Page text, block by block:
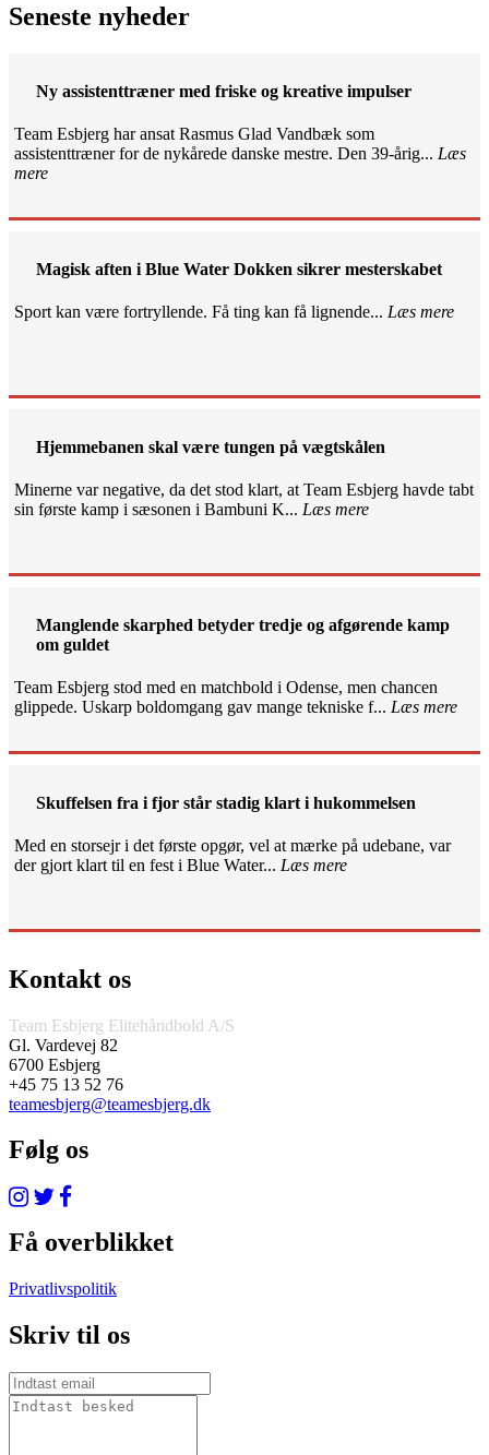
Seneste nyheder
Ny assistenttræner med friske og kreative impulser
Team Esbjerg har ansat Rasmus Glad Vandbæk som
assistenttræner for de nykårede danske mestre. Den 39-årig... Læs
mere
Magisk aften i Blue Water Dokken sikrer mesterskabet
Sport kan være fortryllende. Få ting kan få lignende... Læs mere
Hjemmebanen skal være tungen på vægtskålen
Minerne var negative, da det stod klart, at Team Esbjerg havde tabt
sin første kamp i sæsonen i Bambuni K... Læs mere
Manglende skarphed betyder tredje og afgørende kamp
om guldet
Team Esbjerg stod med en matchbold i Odense, men chancen
glippede. Uskarp boldomgang gav mange tekniske f... Læs mere
Skuffelsen fra i fjor står stadig klart i hukommelsen
Med en storsejr i det første opgør, vel at mærke på udebane, var
der gjort klart til en fest i Blue Water... Læs mere
Kontakt os
Team Esbjerg Elitehåndbold A/S
Gl. Vardevej 82
6700 Esbjerg
+45 75 13 52 76
teamesbjerg@teamesbjerg.dk
Følg os
Få overblikket
Privatlivspolitik
Skriv til os